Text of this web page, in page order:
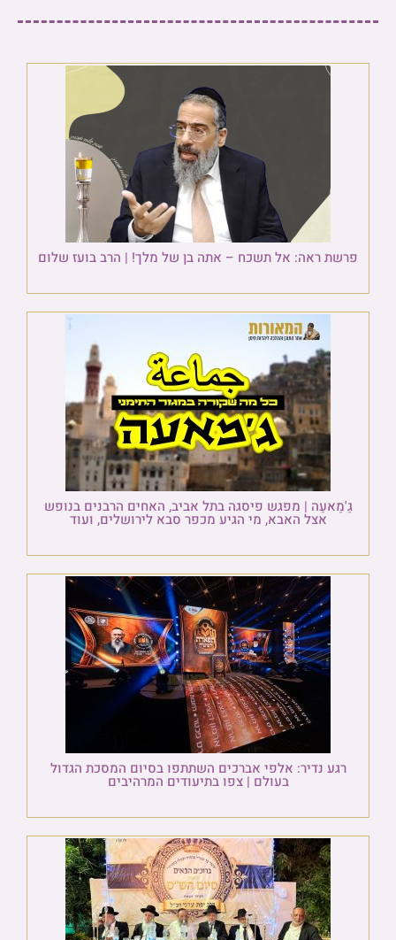
פרשת ראה: אל תשכח – אתה בן של מלך! | הרב בועז שלום
גַ'מַאעַה | מפגש פיסגה בתל אביב, האחים הרבנים בנופש
אצל האבא, מי הגיע מכפר סבא לירושלים, ועוד
רגע נדיר: אלפי אברכים השתתפו בסיום המסכת הגדול
בעולם | צפו בתיעודים המרהיבים